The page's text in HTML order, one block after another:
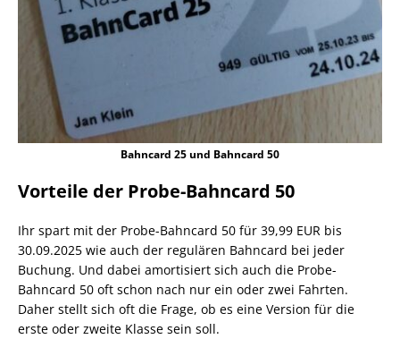
Bahncard 25 und Bahncard 50
Vorteile der Probe-Bahncard 50
Ihr spart mit der Probe-Bahncard 50 für 39,99 EUR bis
30.09.2025 wie auch der regulären Bahncard bei jeder
Buchung. Und dabei amortisiert sich auch die Probe-
Bahncard 50 oft schon nach nur ein oder zwei Fahrten.
Daher stellt sich oft die Frage, ob es eine Version für die
erste oder zweite Klasse sein soll.